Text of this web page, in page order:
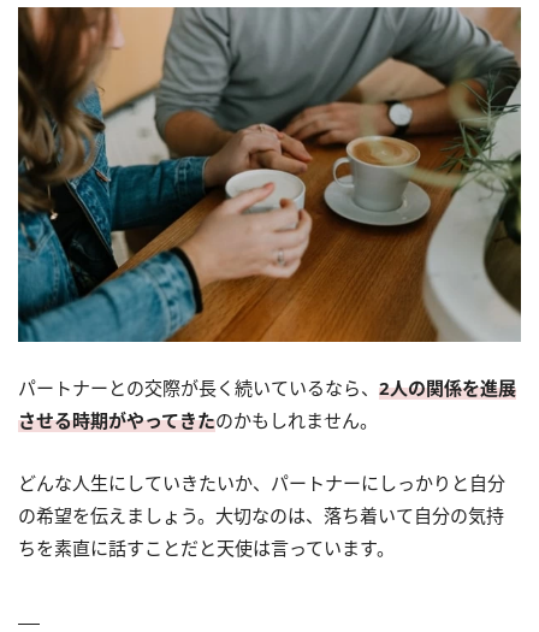
パートナーとの交際が長く続いているなら、 2人の関係を進展
させる時期がやってきたのかもしれません。
どんな人生にしていきたいか、パートナーにしっかりと自分
の希望を伝えましょう。大切なのは、落ち着いて自分の気持
ちを素直に話すことだと天使は言っています。